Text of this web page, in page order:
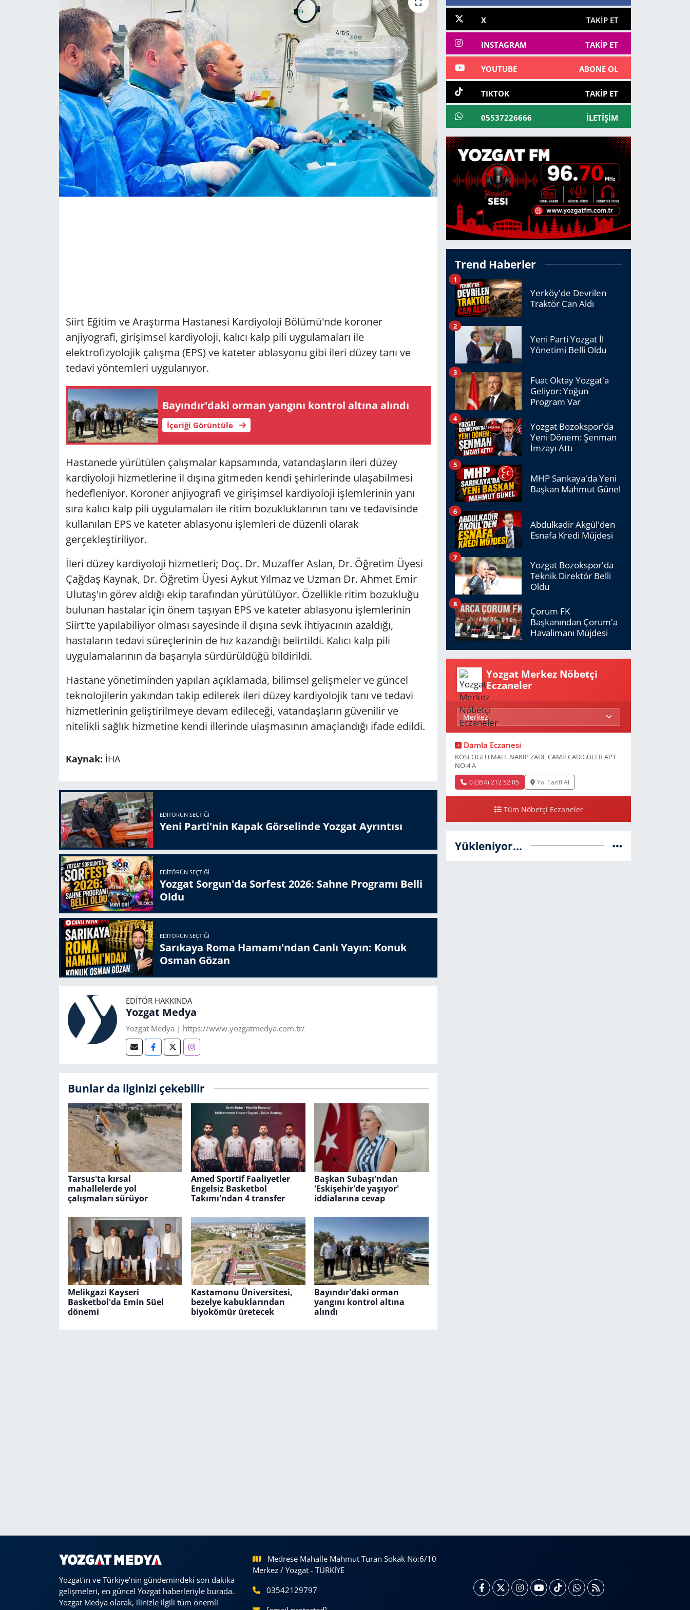
Siirt Eğitim ve Araştırma Hastanesi Kardiyoloji Bölümü'nde koroner
anjiyografi, girişimsel kardiyoloji, kalıcı kalp pili uygulamaları ile
elektrofizyolojik çalışma (EPS) ve kateter ablasyonu gibi ileri düzey tanı ve
tedavi yöntemleri uygulanıyor.
Bayındır'daki orman yangını kontrol altına alındı
İçeriği Görüntüle
Hastanede yürütülen çalışmalar kapsamında, vatandaşların ileri düzey
kardiyoloji hizmetlerine il dışına gitmeden kendi şehirlerinde ulaşabilmesi
hedefleniyor. Koroner anjiyografi ve girişimsel kardiyoloji işlemlerinin yanı
sıra kalıcı kalp pili uygulamaları ile ritim bozukluklarının tanı ve tedavisinde
kullanılan EPS ve kateter ablasyonu işlemleri de düzenli olarak
gerçekleştiriliyor.
İleri düzey kardiyoloji hizmetleri; Doç. Dr. Muzaffer Aslan, Dr. Öğretim Üyesi
Çağdaş Kaynak, Dr. Öğretim Üyesi Aykut Yılmaz ve Uzman Dr. Ahmet Emir
Ulutaş'ın görev aldığı ekip tarafından yürütülüyor. Özellikle ritim bozukluğu
bulunan hastalar için önem taşıyan EPS ve kateter ablasyonu işlemlerinin
Siirt'te yapılabiliyor olması sayesinde il dışına sevk ihtiyacının azaldığı,
hastaların tedavi süreçlerinin de hız kazandığı belirtildi. Kalıcı kalp pili
uygulamalarının da başarıyla sürdürüldüğü bildirildi.
Hastane yönetiminden yapılan açıklamada, bilimsel gelişmeler ve güncel
teknolojilerin yakından takip edilerek ileri düzey kardiyolojik tanı ve tedavi
hizmetlerinin geliştirilmeye devam edileceği, vatandaşların güvenilir ve
nitelikli sağlık hizmetine kendi illerinde ulaşmasının amaçlandığı ifade edildi.
Kaynak: İHA
EDITÖRÜN SEÇTIĞI
Yeni Parti'nin Kapak Görselinde Yozgat Ayrıntısı
EDITÖRÜN SEÇTIĞI
Yozgat Sorgun'da Sorfest 2026: Sahne Programı Belli
Oldu
EDITÖRÜN SEÇTIĞI
Sarıkaya Roma Hamamı'ndan Canlı Yayın: Konuk
Osman Gözan
EDITÖR HAKKINDA
Yozgat Medya
Yozgat Medya | https://www.yozgatmedya.com.tr/
Bunlar da ilginizi çekebilir
Tarsus'ta kırsal
mahallelerde yol
çalışmaları sürüyor
Amed Sportif Faaliyetler
Engelsiz Basketbol
Takımı'ndan 4 transfer
Başkan Subaşı'ndan
'Eskişehir'de yaşıyor'
iddialarına cevap
Melikgazi Kayseri
Basketbol'da Emin Süel
dönemi
Kastamonu Üniversitesi,
bezelye kabuklarından
biyokömür üretecek
Bayındır'daki orman
yangını kontrol altına
alındı
X TAKIP ET
INSTAGRAM TAKIP ET
YOUTUBE ABONE OL
TIKTOK TAKIP ET
05537226666 İLETIŞIM
Trend Haberler
Yerköy'de Devrilen
Traktör Can Aldı
1
Yeni Parti Yozgat İl
Yönetimi Belli Oldu
2
Fuat Oktay Yozgat'a
Geliyor: Yoğun
Program Var
3
Yozgat Bozokspor'da
Yeni Dönem: Şenman
İmzayı Attı
4
MHP Sarıkaya'da Yeni
Başkan Mahmut Günel
5
Abdulkadir Akgül'den
Esnafa Kredi Müjdesi
6
Yozgat Bozokspor'da
Teknik Direktör Belli
Oldu
7
Çorum FK
Başkanından Çorum'a
Havalimanı Müjdesi
8
Yozgat Merkez Nöbetçi
Eczaneler
Damla Eczanesi
KÖSEOGLU MAH. NAKIP ZADE CAMİİ CAD.GÜLER APT
NO:4 A
0 (354) 212 52 05 Yol Tarifi Al
Tüm Nöbetçi Eczaneler
Yükleniyor...
Yozgat'ın ve Türkiye'nin gündemindeki son dakika
gelişmeleri, en güncel Yozgat haberleriyle burada.
Yozgat Medya olarak, ilinizle ilgili tüm önemli
Medrese Mahalle Mahmut Turan Sokak No:6/10
Merkez / Yozgat - TÜRKİYE
03542129797